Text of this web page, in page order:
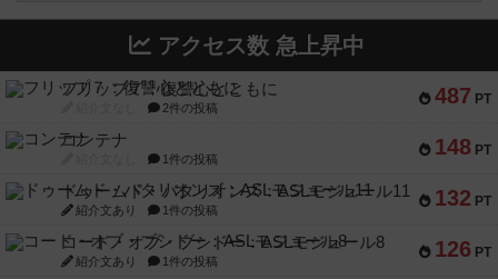
アクセス数 急上昇中
487 PT
フリップ７：復讐心とともに
2件の投稿
148 PT
コンテナ
1件の投稿
132 PT
ドゥームド・バタリオンズ：ASLモジュール11
紹介文あり 1件の投稿
126 PT
コード・オブ・ブシドー：ASLモジュール8
紹介文あり 1件の投稿